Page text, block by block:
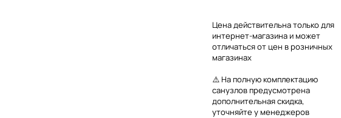
Цена действительна только для
интернет-магазина и может
отличаться от цен в розничных
магазинах
⚠️ На полную комплектацию
санузлов предусмотрена
дополнительная скидка,
уточняйте у менеджеров